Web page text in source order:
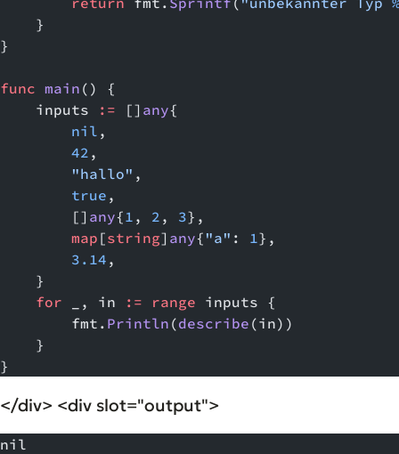
    }
}
func main () {
    inputs
:= [] any{
        nil
,
        42
,
        "hallo"
,
        true
,
        []
any{1 , 2 , 3},
        map
[string] any{ "a" : 1},
        3.14
,
    }
    for
_, in := range inputs {
        fmt.
Println (describe (in))
    }
}
</div> <div slot="output">
nil